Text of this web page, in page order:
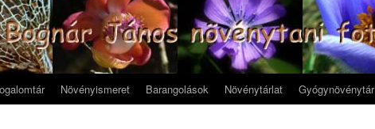
Növényismeret Barangolások Növénytárlat Gyógynövénytár